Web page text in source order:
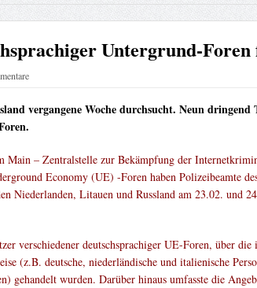
Untergrund-Foren
vergangene Woche durchsucht. Neun
Main – Zentralstelle zur Bekämpfung der
Economy (UE) -Foren haben Polizeibeamte
Niederlanden, Litauen und Russland am 23.02. und
verschiedener deutschsprachiger UE-Foren, über
(z.B. deutsche, niederländische und italienische
gehandelt wurden. Darüber hinaus umfasste die